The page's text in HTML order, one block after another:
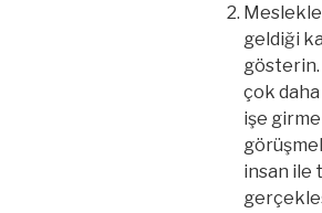
geldiği
gösterin.
çok
işe
insan ile